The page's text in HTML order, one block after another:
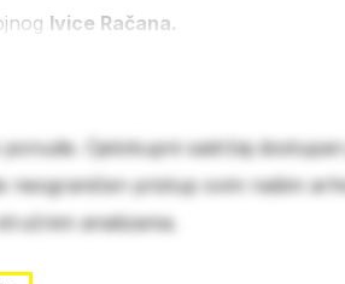
Ivice Račana.
Cjelokupni sadržaj
pristup svim našim
analizama.